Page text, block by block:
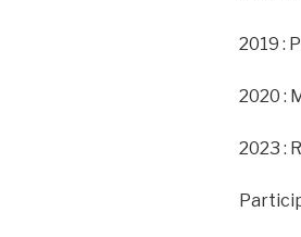
2019 :
2020 :
2023 :